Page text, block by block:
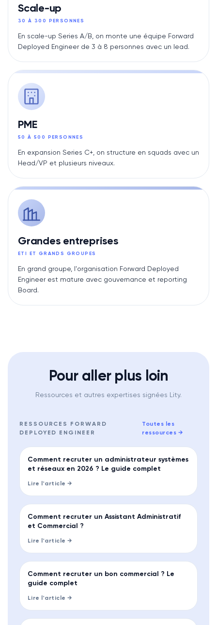
Scale-up
30 À 300 PERSONNES
En scale-up Series A/B, on monte une équipe Forward
Deployed Engineer de 3 à 8 personnes avec un lead.
PME
50 À 500 PERSONNES
En expansion Series C+, on structure en squads avec un
Head/VP et plusieurs niveaux.
Grandes entreprises
ETI ET GRANDS GROUPES
En grand groupe, l'organisation Forward Deployed
Engineer est mature avec gouvernance et reporting
Board.
Pour aller plus loin
Ressources et autres expertises signées Lity.
RESSOURCES FORWARD
DEPLOYED ENGINEER
Toutes les
ressources →
GUIDE
Comment recruter un administrateur systèmes
et réseaux en 2026 ? Le guide complet
Lire l'article →
GUIDE
Comment recruter un Assistant Administratif
et Commercial ?
Lire l'article →
GUIDE
Comment recruter un bon commercial ? Le
guide complet
Lire l'article →